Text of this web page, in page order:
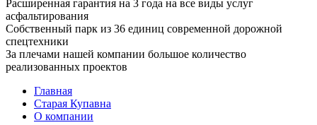
Расширенная гарантия на 3 года на все виды услуг
асфальтирования
Собственный парк из 36 единиц современной дорожной
спецтехники
За плечами нашей компании большое количество
реализованных проектов
Главная
Старая Купавна
О компании